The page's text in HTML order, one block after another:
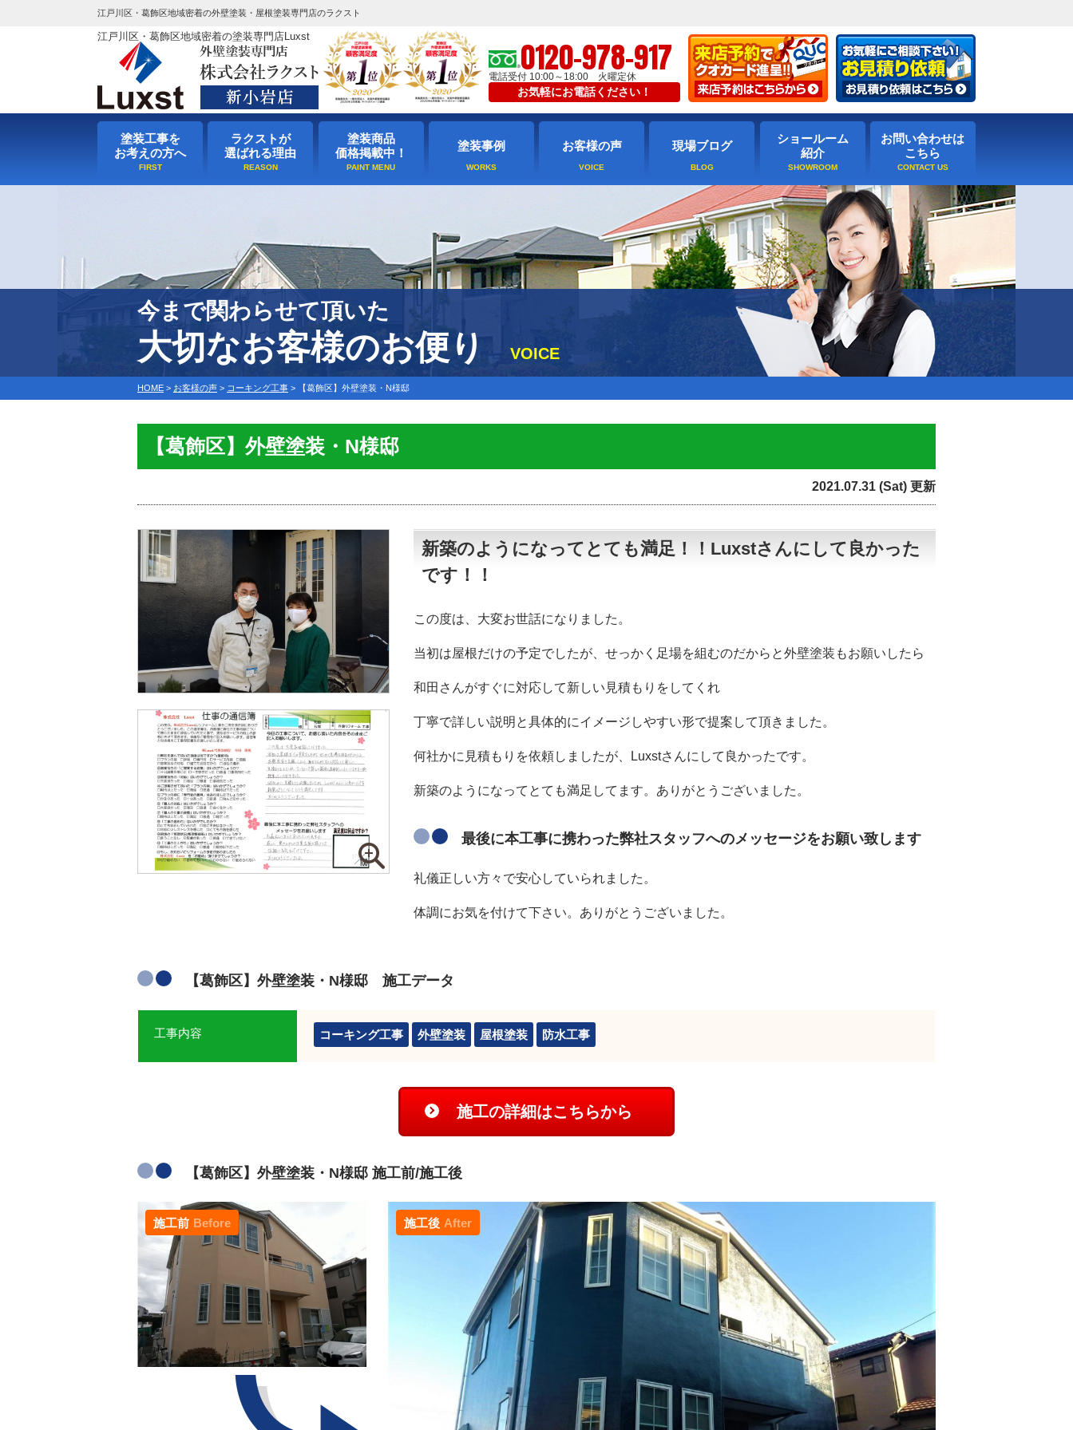
江戸川区・葛飾区地域密着の外壁塗装・屋根塗装専門店のラクスト
江戸川区・葛飾区地域密着の塗装専門店Luxst 0120-978-917
電話受付 10:00～18:00 火曜定休
お気軽にお電話ください！
塗装工事を
お考えの方へ
ラクストが
選ばれる理由
塗装商品
価格掲載中！
塗装事例 お客様の声 現場ブログ
ショールーム
紹介
お問い合わせは
こちら
今まで関わらせて頂いた
大切なお客様のお便り VOICE
HOME > お客様の声 > コーキング工事 > 【葛飾区】外壁塗装・N様邸
【葛飾区】外壁塗装・N様邸
2021.07.31 (Sat) 更新
新築のようになってとても満足！！Luxstさんにして良かった
です！！
この度は、大変お世話になりました。
当初は屋根だけの予定でしたが、せっかく足場を組むのだからと外壁塗装もお願いしたら
和田さんがすぐに対応して新しい見積もりをしてくれ
丁寧で詳しい説明と具体的にイメージしやすい形で提案して頂きました。
何社かに見積もりを依頼しましたが、Luxstさんにして良かったです。
新築のようになってとても満足してます。ありがとうございました。
最後に本工事に携わった弊社スタッフへのメッセージをお願い致します
礼儀正しい方々で安心していられました。
体調にお気を付けて下さい。ありがとうございました。
【葛飾区】外壁塗装・N様邸 施工データ
工事内容 コーキング工事 外壁塗装 屋根塗装 防水工事
施工の詳細はこちらから
【葛飾区】外壁塗装・N様邸 施工前/施工後
施工後 After
施工前 Before